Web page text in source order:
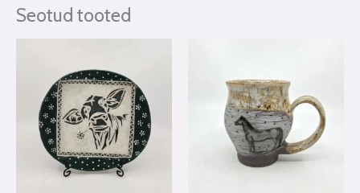
Seotud tooted